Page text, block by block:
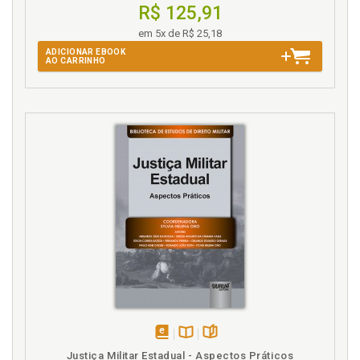
Formas de atuação da advocacia de Estado no
Hipossuficiência. Advocacia pública na defesa dos
Histórico. Advocacia de Estado no direito brasileiro:
estrutura e formação histórica, p. 56
Histórico. Advocacias públicas no direito comparado
e a formação histórica da advocacia pública de
Estado no Brasil, p. 47
Interfederativo. Outros espaços a serem explorados:
a advocacia de Estado interfederativa e atuações
relevantes, p. 78
Introdução, p. 21
R$ 125,91
em 5x de R$ 25,18
ADICIONAR EBOOK
AO CARRINHO
disponívelDisponível
Justiça Militar Estadual - Aspectos Práticos